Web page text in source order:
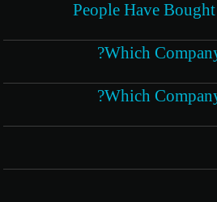
Which
Which